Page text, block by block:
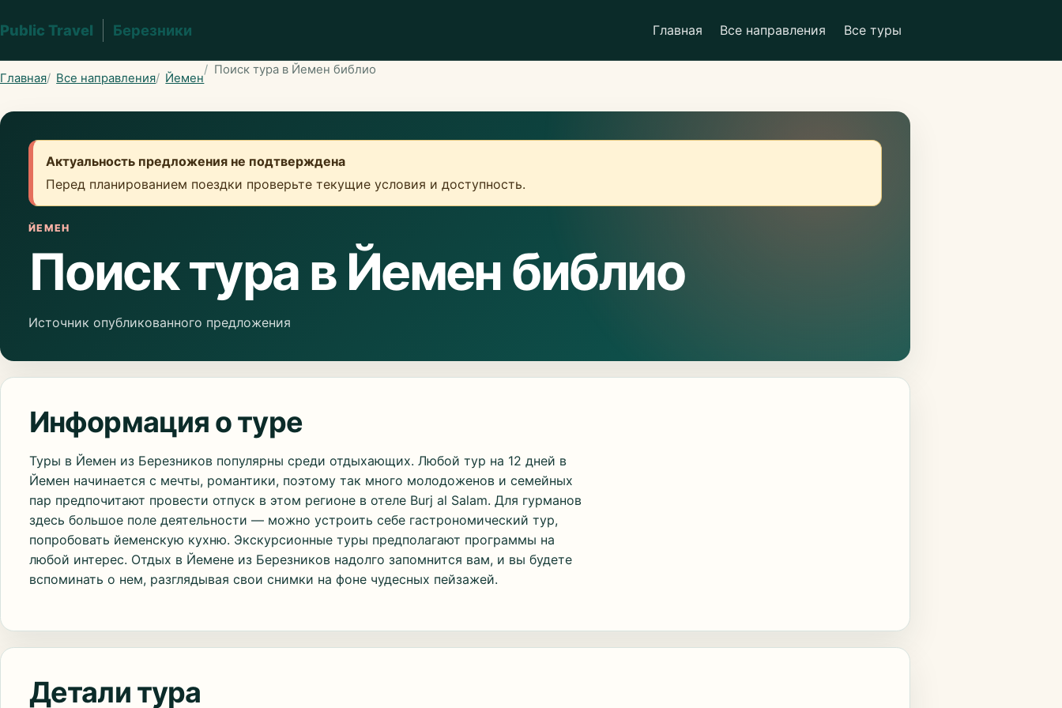
Public Travel Березники Главная Все направления Все туры
Главная Все направления Йемен
Поиск тура в Йемен библио
Актуальность предложения не подтверждена
Перед планированием поездки проверьте текущие условия и доступность.
ЙЕМЕН
Поиск тура в Йемен библио
Источник опубликованного предложения
Информация о туре
Туры в Йемен из Березников популярны среди отдыхающих. Любой тур на 12 дней в
Йемен начинается с мечты, романтики, поэтому так много молодоженов и семейных
пар предпочитают провести отпуск в этом регионе в отеле Burj al Salam. Для гурманов
здесь большое поле деятельности — можно устроить себе гастрономический тур,
попробовать йеменскую кухню. Экскурсионные туры предполагают программы на
любой интерес. Отдых в Йемене из Березников надолго запомнится вам, и вы будете
вспоминать о нем, разглядывая свои снимки на фоне чудесных пейзажей.
Детали тура